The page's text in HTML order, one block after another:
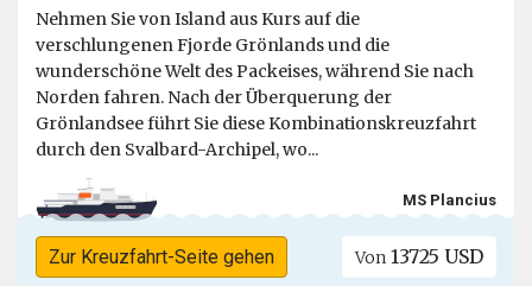
Nehmen Sie von Island aus Kurs auf die
verschlungenen Fjorde Grönlands und die
wunderschöne Welt des Packeises, während Sie nach
Norden fahren. Nach der Überquerung der
Grönlandsee führt Sie diese Kombinationskreuzfahrt
durch den Svalbard-Archipel, wo...
MS Plancius
Zur Kreuzfahrt-Seite gehen Von 13725 USD